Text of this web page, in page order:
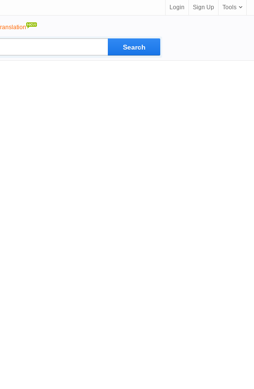
Login Sign Up Tools